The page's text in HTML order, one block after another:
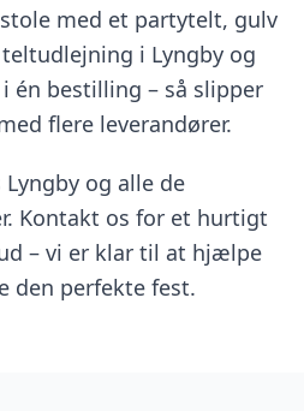
med et partytelt, gulv
i Lyngby og
én bestilling – så slipper
flere leverandører.
og alle de
Kontakt os for et hurtigt
– vi er klar til at hjælpe
den perfekte fest.